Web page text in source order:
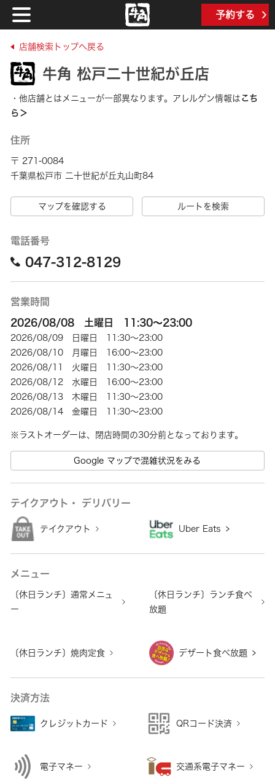
予約する
店舗検索トップへ戻る
牛角 松戸二十世紀が丘店
・他店舗とはメニューが一部異なります。アレルゲン情報は こち
ら＞
住所
〒 271-0084
千葉県松戸市 二十世紀が丘丸山町84
マップを確認する ルートを検索
電話番号
047-312-8129
営業時間
2026/08/08 土曜日 11:30～23:00
2026/08/09 日曜日 11:30～23:00
2026/08/10 月曜日 16:00～23:00
2026/08/11 火曜日 11:30～23:00
2026/08/12 水曜日 16:00～23:00
2026/08/13 木曜日 11:30～23:00
2026/08/14 金曜日 11:30～23:00
Google マップで混雑状況をみる
テイクアウト・ デリバリー
テイクアウト Uber Eats
メニュー
〔休日ランチ〕通常メニュ
ー
〔休日ランチ〕ランチ食べ
放題
〔休日ランチ〕焼肉定食 デザート食べ放題
決済方法
クレジットカード QRコード決済
電子マネー 交通系電子マネー